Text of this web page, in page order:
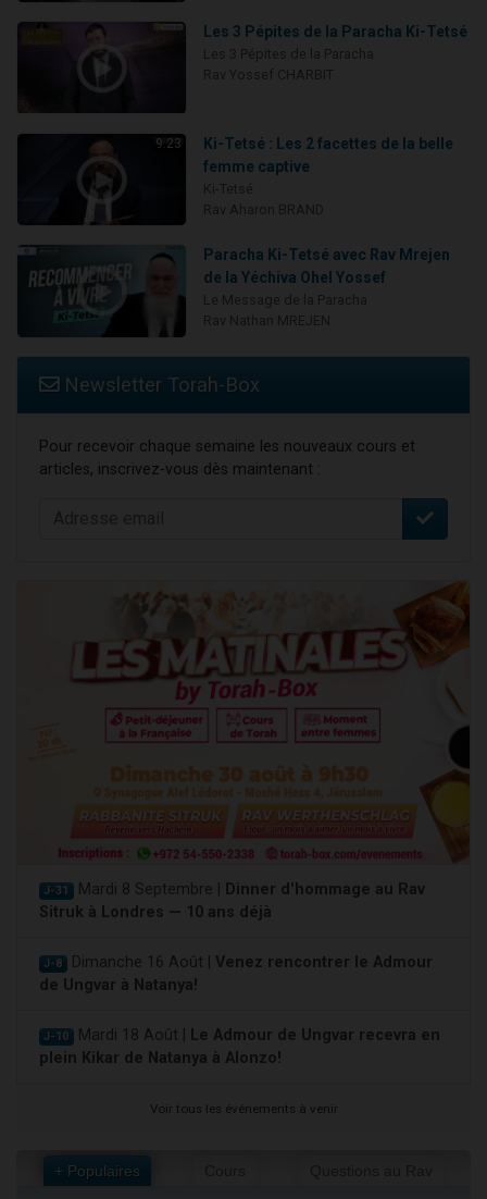
Les 3 Pépites de la Paracha Ki-Tetsé
9:23
Ki-Tetsé : Les 2 facettes de la belle
femme captive
Paracha Ki-Tetsé avec Rav Mrejen
de la Yéchiva Ohel Yossef
Newsletter Torah-Box
Pour recevoir chaque semaine les nouveaux cours et
articles, inscrivez-vous dès maintenant :
J-31 Mardi 8 Septembre |
Dinner d'hommage au Rav
Sitruk à Londres — 10 ans déjà
J-8 Dimanche 16 Août | Venez rencontrer le Admour
de Ungvar à Natanya!
J-10 Mardi 18 Août |
Le Admour de Ungvar recevra en
plein Kikar de Natanya à Alonzo!
Voir tous les événements à venir
+ Populaires